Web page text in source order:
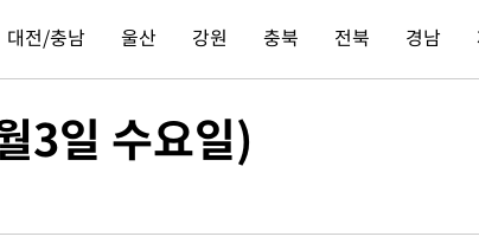
대전/충남 울산 강원 충북 전북 경남
3일 수요일)